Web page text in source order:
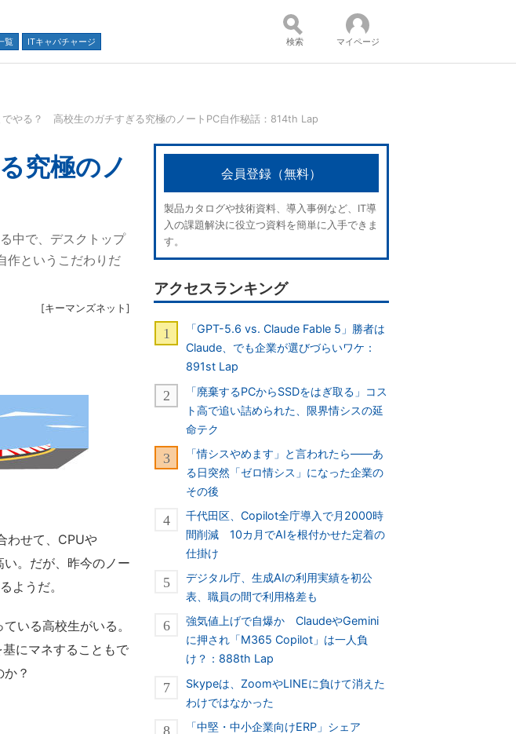
覧 ITキャパチャージ
コンテンツ：
並び順：
検索 マイページ
でやる？ 高校生のガチすぎる究極のノートPC自作秘話：814th Lap
究極のノ
中で、デスクトップ
作というこだわりだ
[キーマンズネット ]
わせて、CPUや
。だが、昨今のノー
ようだ。
いる高校生がいる。
にマネすることもで
？
会員登録（無料）
製品カタログや技術資料、導入事例など、IT導
入の課題解決に役立つ資料を簡単に入手できま
す。
アクセスランキング
「GPT-5.6 vs. Claude Fable 5」勝者は
Claude、でも企業が選びづらいワケ：
891st Lap
「廃棄するPCからSSDをはぎ取る」コス
ト高で追い詰められた、限界情シスの延
命テク
「情シスやめます」と言われたら――あ
る日突然「ゼロ情シス」になった企業の
その後
千代田区、Copilot全庁導入で月2000時
間削減 10カ月でAIを根付かせた定着の
仕掛け
デジタル庁、生成AIの利用実績を初公
表、職員の間で利用格差も
強気値上げで自爆か ClaudeやGemini
に押され「M365 Copilot」は一人負
け？：888th Lap
Skypeは、ZoomやLINEに負けて消えた
わけではなかった
「中堅・中小企業向けERP」シェア